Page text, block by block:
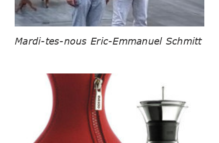
Mardi-tes-nous Eric-Emmanuel Schmitt